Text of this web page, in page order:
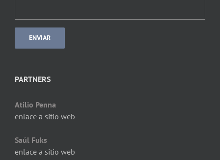
PARTNERS
Atilio Penna
enlace a sitio web
Saúl Fuks
enlace a sitio web